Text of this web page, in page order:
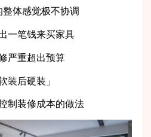
体感觉极不协调
一笔钱来买家具
严重超出预算
装后硬装」
制装修成本的做法